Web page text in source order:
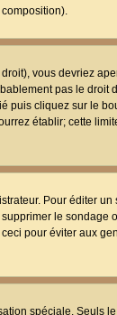
vous devriez
pas le droit
puis cliquez sur le
établir; cette
Pour éditer
le sondage
pour éviter aux
spéciale. Seuls